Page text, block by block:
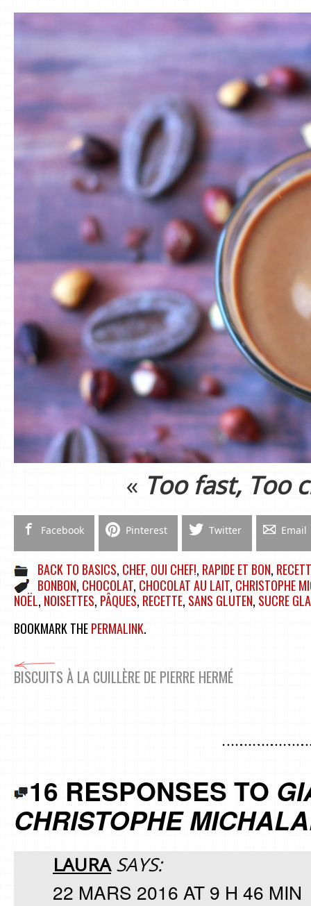
« Too fast, Too
Facebook Pinterest Twitter Email
BACK TO BASICS, CHEF, OUI CHEF!, RAPIDE ET BON,
BONBON, CHOCOLAT, CHOCOLAT AU LAIT, CHRISTOPHE
NOËL, NOISETTES, PÂQUES, RECETTE, SANS GLUTEN, SUCRE
BOOKMARK THEPERMALINK.
BISCUITS À LA CUILLÈRE DE PIERRE HERMÉ
16 RESPONSES TO
CHRISTOPHE
LAURA SAYS:
22 MARS 2016 AT 9 H 46 MIN